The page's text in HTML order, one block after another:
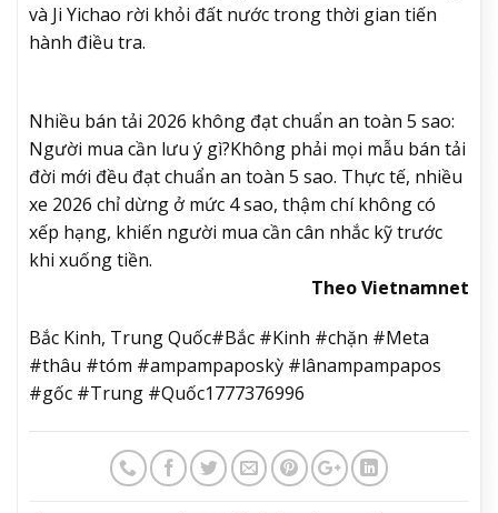
và Ji Yichao rời khỏi đất nước trong thời gian tiến
hành điều tra.
Nhiều bán tải 2026 không đạt chuẩn an toàn 5 sao:
Người mua cần lưu ý gì?Không phải mọi mẫu bán tải
đời mới đều đạt chuẩn an toàn 5 sao. Thực tế, nhiều
xe 2026 chỉ dừng ở mức 4 sao, thậm chí không có
xếp hạng, khiến người mua cần cân nhắc kỹ trước
khi xuống tiền.
Theo Vietnamnet
Bắc Kinh, Trung Quốc#Bắc #Kinh #chặn #Meta
#thâu #tóm #ampampaposkỳ #lânampampapos
#gốc #Trung #Quốc1777376996